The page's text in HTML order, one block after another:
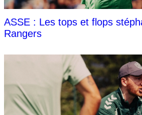
ASSE : Les tops et flops
Rangers